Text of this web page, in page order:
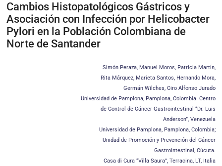
Cambios Histopatológicos Gástricos y
Asociación con Infección por Helicobacter
Pylori en la Población Colombiana de
Norte de Santander
Simón Peraza, Manuel Moros, Patricia Martín,
Rita Márquez, Marieta Santos, Hernando Mora,
Germán Wilches, Ciro Alfonso Jurado
Universidad de Pamplona, Pamplona, Colombia. Centro
de Control de Cáncer Gastrointestinal “Dr. Luis
Anderson”, Venezuela
Universidad de Pamplona, Pamplona, Colombia;
Unidad de Promoción y Prevención del Cáncer
Gastrointestinal, Cúcuta.
Casa di Cura “Villa Saura”, Terracina, LT, Italia